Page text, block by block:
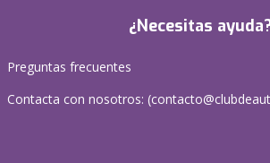
¿Necesitas
Preguntas frecuentes
Contacta con nosotros: (